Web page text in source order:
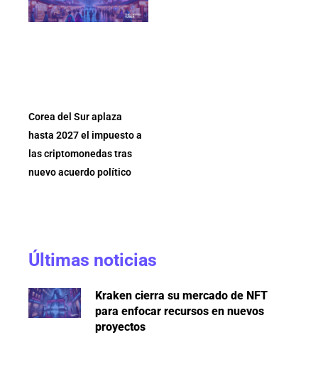
Corea del Sur aplaza
hasta 2027 el impuesto a
las criptomonedas tras
nuevo acuerdo político
Últimas noticias
Kraken cierra su mercado de NFT
para enfocar recursos en nuevos
proyectos